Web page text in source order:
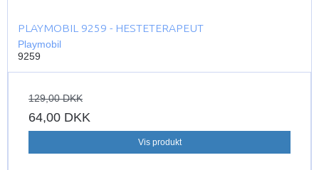
PLAYMOBIL 9259 - HESTETERAPEUT
Playmobil
9259
129,00 DKK
64,00 DKK
Vis produkt